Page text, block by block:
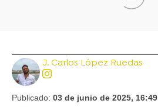
J. Carlos López Ruedas
Publicado: 03 de junio de 2025, 16:49